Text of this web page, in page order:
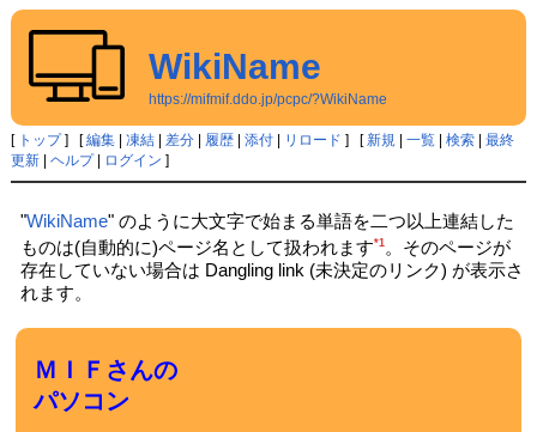
WikiName
https://mifmif.ddo.jp/pcpc/?WikiName
[ トップ] [編集| 凍結| 差分| 履歴| 添付| リロード ] [新規| 一覧| 検索| 最終
更新| ヘルプ| ログイン ]
"WikiName" のように大文字で始まる単語を二つ以上連結した
ものは(自動的に)ページ名として扱われます*1。そのページが
存在していない場合は Dangling link (未決定のリンク) が表示さ
れます。
ＭＩＦさんの
パソコン